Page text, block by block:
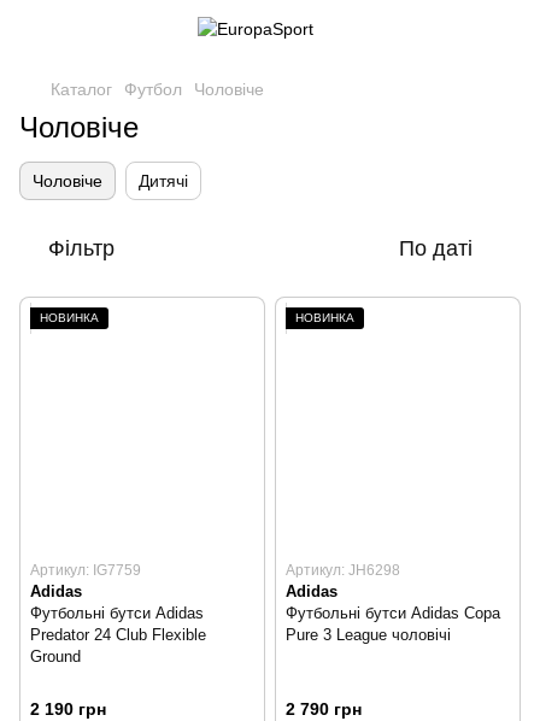
Каталог Футбол Чоловіче
Чоловіче
Чоловіче Дитячі
Фільтр По даті
НОВИНКА
Артикул: IG7759
Adidas
Футбольні бутси Adidas
Predator 24 Club Flexible
Ground
2 190 грн
НОВИНКА
Артикул: JH6298
Adidas
Футбольні бутси Adidas Copa
Pure 3 League чоловічі
2 790 грн